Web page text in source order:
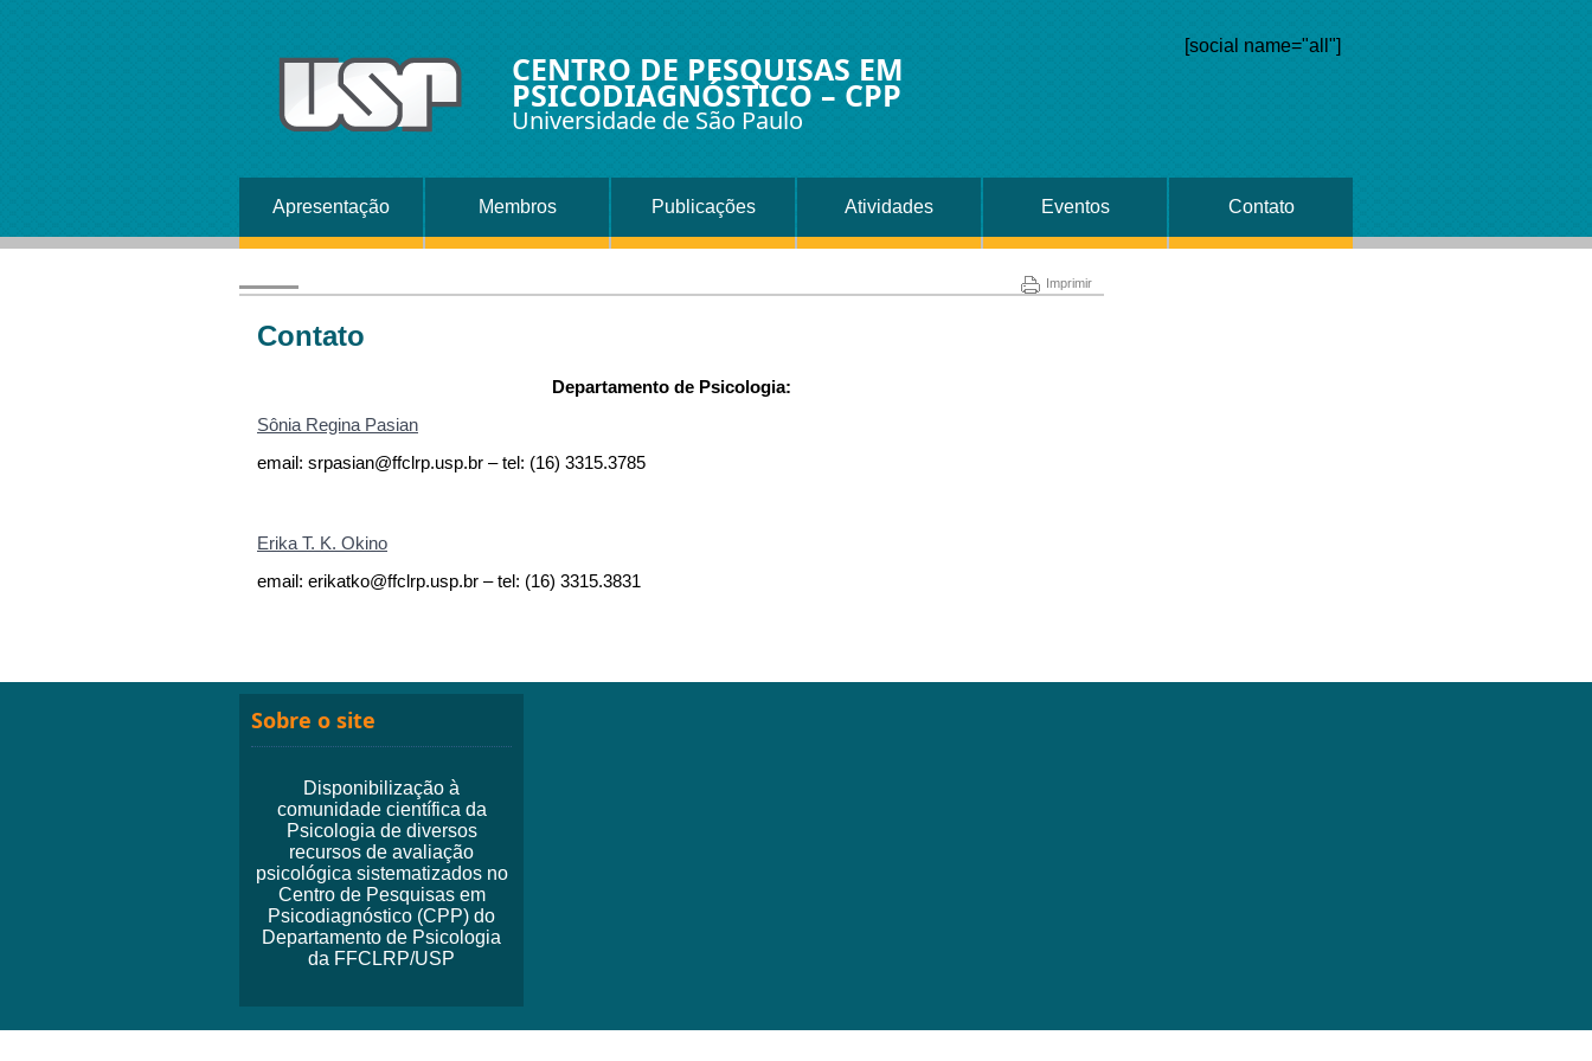
CENTRO DE PESQUISAS EM
PSICODIAGNÓSTICO – CPP
Universidade de São Paulo
[social name="all"]
Apresentação Membros Publicações Atividades Eventos Contato
Imprimir
Contato
Departamento de Psicologia:
Sônia Regina Pasian
email: srpasian@ffclrp.usp.br – tel: (16) 3315.3785
Erika T. K. Okino
email: erikatko@ffclrp.usp.br – tel: (16) 3315.3831
Sobre o site
Disponibilização à
comunidade científica da
Psicologia de diversos
recursos de avaliação
psicológica sistematizados no
Centro de Pesquisas em
Psicodiagnóstico (CPP) do
Departamento de Psicologia
da FFCLRP/USP